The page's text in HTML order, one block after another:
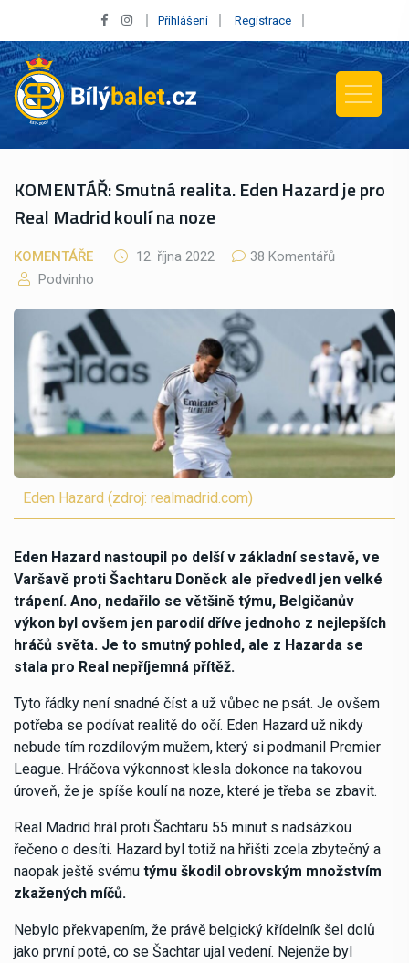
Přihlášení Registrace
KOMENTÁŘ: Smutná realita. Eden Hazard je pro
Real Madrid koulí na noze
KOMENTÁŘE 12. října 2022
38 Komentářů
Podvinho
Eden Hazard (zdroj: realmadrid.com)
Eden Hazard nastoupil po delší v základní sestavě, ve
Varšavě proti Šachtaru Doněck ale předvedl jen velké
trápení. Ano, nedařilo se většině týmu, Belgičanův
výkon byl ovšem jen parodií dříve jednoho z nejlepších
hráčů světa. Je to smutný pohled, ale z Hazarda se
stala pro Real nepříjemná přítěž.
Tyto řádky není snadné číst a už vůbec ne psát. Je ovšem
potřeba se podívat realitě do očí. Eden Hazard už nikdy
nebude tím rozdílovým mužem, který si podmanil Premier
League. Hráčova výkonnost klesla dokonce na takovou
úroveň, že je spíše koulí na noze, které je třeba se zbavit.
Real Madrid hrál proti Šachtaru 55 minut s nadsázkou
řečeno o desíti. Hazard byl totiž na hřišti zcela zbytečný a
naopak ještě svému týmu škodil obrovským množstvím
zkažených míčů.
Nebylo překvapením, že právě belgický křídelník šel dolů
jako první poté, co se Šachtar ujal vedení. Nejenže byl